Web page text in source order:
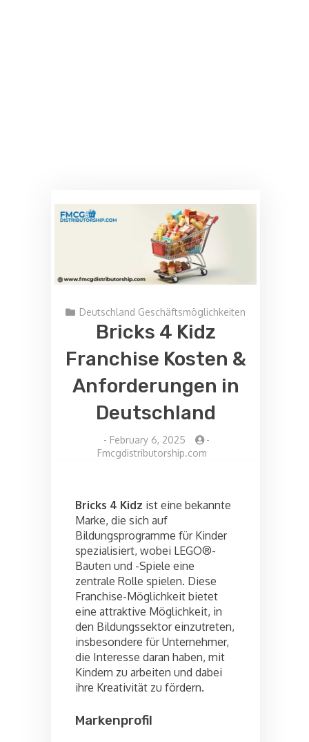
Deutschland Geschäftsmöglichkeiten
Bricks 4 Kidz
Franchise Kosten &
Anforderungen in
Deutschland
- February 6, 2025
-
Fmcgdistributorship.com
Bricks 4 Kidz ist eine bekannte
Marke, die sich auf
Bildungsprogramme für Kinder
spezialisiert, wobei LEGO®-
Bauten und -Spiele eine
zentrale Rolle spielen. Diese
Franchise-Möglichkeit bietet
eine attraktive Möglichkeit, in
den Bildungssektor einzutreten,
insbesondere für Unternehmer,
die Interesse daran haben, mit
Kindern zu arbeiten und dabei
ihre Kreativität zu fördern.
Markenprofil